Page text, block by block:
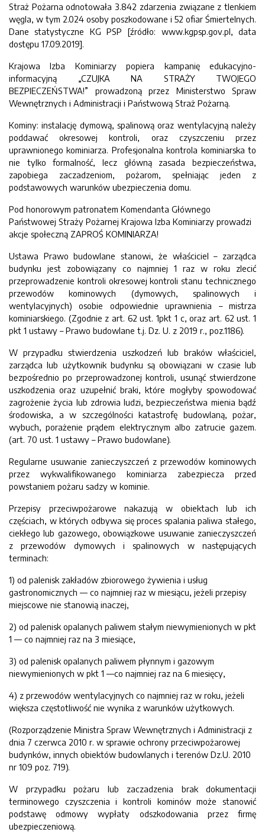
Straż Pożarna odnotowała 3.842 zdarzenia związane z tlenkiem
węgla, w tym 2.024 osoby poszkodowane i 52 ofiar Śmiertelnych.
Dane statystyczne KG PSP [źródło: www.kgpsp.gov.pl, data
dostępu 17.09.2019].
Krajowa Izba Kominiarzy popiera kampanię edukacyjno-
informacyjną „CZUJKA NA STRAŻY TWOJEGO
BEZPIECZEŃSTWA!” prowadzoną przez Ministerstwo Spraw
Wewnętrznych i Administracji i Państwową Straż Pożarną.
Kominy: instalację dymową, spalinową oraz wentylacyjną należy
poddawać okresowej kontroli, oraz czyszczeniu przez
uprawnionego kominiarza. Profesjonalna kontrola kominiarska to
nie tylko formalność, lecz główną zasada bezpieczeństwa,
zapobiega zaczadzeniom, pożarom, spełniając jeden z
podstawowych warunków ubezpieczenia domu.
Pod honorowym patronatem Komendanta Głównego
Państwowej Straży Pożarnej Krajowa Izba Kominiarzy prowadzi
akcje społeczną ZAPROŚ KOMINIARZA!
Ustawa Prawo budowlane stanowi, że właściciel – zarządca
budynku jest zobowiązany co najmniej 1 raz w roku zlecić
przeprowadzenie kontroli okresowej kontroli stanu technicznego
przewodów kominowych (dymowych, spalinowych i
wentylacyjnych) osobie odpowiednie uprawnienia – mistrza
kominiarskiego. (Zgodnie z art. 62 ust. 1pkt 1 c, oraz art. 62 ust. 1
pkt 1 ustawy – Prawo budowlane t.j. Dz. U. z 2019 r., poz.1186).
W przypadku stwierdzenia uszkodzeń lub braków właściciel,
zarządca lub użytkownik budynku są obowiązani w czasie lub
bezpośrednio po przeprowadzonej kontroli, usunąć stwierdzone
uszkodzenia oraz uzupełnić braki, które mogłyby spowodować
zagrożenie życia lub zdrowia ludzi, bezpieczeństwa mienia bądź
środowiska, a w szczególności katastrofę budowlaną, pożar,
wybuch, porażenie prądem elektrycznym albo zatrucie gazem.
(art. 70 ust. 1 ustawy – Prawo budowlane).
Regularne usuwanie zanieczyszczeń z przewodów kominowych
przez wykwalifikowanego kominiarza zabezpiecza przed
powstaniem pożaru sadzy w kominie.
Przepisy przeciwpożarowe nakazują w obiektach lub ich
częściach, w których odbywa się proces spalania paliwa stałego,
ciekłego lub gazowego, obowiązkowe usuwanie zanieczyszczeń
z przewodów dymowych i spalinowych w następujących
terminach:
1) od palenisk zakładów zbiorowego żywienia i usług
gastronomicznych — co najmniej raz w miesiącu, jeżeli przepisy
miejscowe nie stanowią inaczej,
2) od palenisk opalanych paliwem stałym niewymienionych w pkt
1 — co najmniej raz na 3 miesiące,
3) od palenisk opalanych paliwem płynnym i gazowym
niewymienionych w pkt 1 —co najmniej raz na 6 miesięcy,
4) z przewodów wentylacyjnych co najmniej raz w roku, jeżeli
większa częstotliwość nie wynika z warunków użytkowych.
(Rozporządzenie Ministra Spraw Wewnętrznych i Administracji z
dnia 7 czerwca 2010 r. w sprawie ochrony przeciwpożarowej
budynków, innych obiektów budowlanych i terenów Dz.U. 2010
nr 109 poz. 719).
W przypadku pożaru lub zaczadzenia brak dokumentacji
terminowego czyszczenia i kontroli kominów może stanowić
podstawę odmowy wypłaty odszkodowania przez firmę
ubezpieczeniową.